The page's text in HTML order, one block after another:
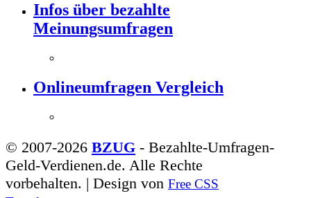
Infos über bezahlte
Meinungsumfragen
Onlineumfragen Vergleich
© 2007-2026 BZUG - Bezahlte-Umfragen-
Geld-Verdienen.de. Alle Rechte
vorbehalten. | Design von Free CSS